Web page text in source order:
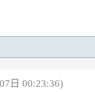
日 00:23:36)